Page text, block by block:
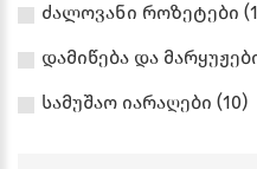
ძალოვანი როზეტები
დამიწება და
სამუშაო იარაღები (10)